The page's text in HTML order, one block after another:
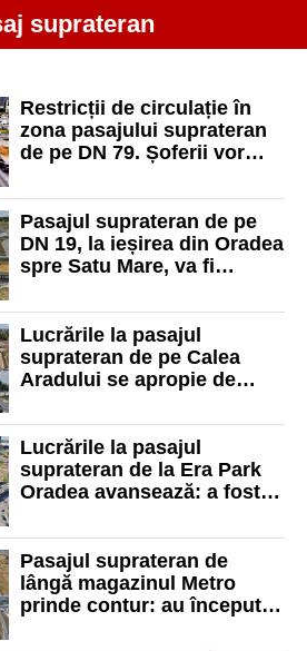
suprateran
Restricții de circulație în
zona pasajului suprateran
de pe DN 79. Șoferii vor
Pasajul suprateran de pe
DN 19, la ieșirea din Oradea
spre Satu Mare, va fi
Lucrările la pasajul
suprateran de pe Calea
Aradului se apropie de
strat de asfalt
Lucrările la pasajul
suprateran de la Era Park
Oradea avansează: a fost
Pasajul suprateran de
lângă magazinul Metro
prinde contur: au început